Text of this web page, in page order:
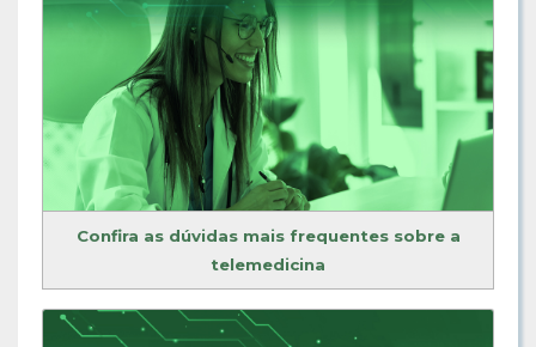
Confira as dúvidas mais frequentes sobre a
telemedicina